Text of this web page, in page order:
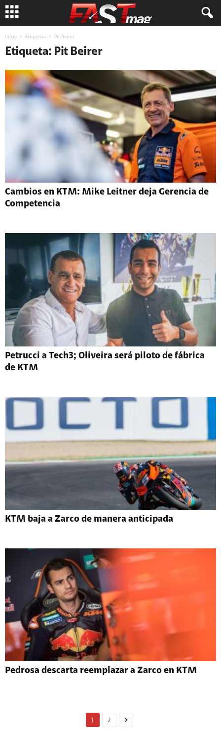
Inicio Etiquetas Pit Beirer
Etiqueta: Pit Beirer
Cambios en KTM: Mike Leitner deja Gerencia de
Competencia
Petrucci a Tech3; Oliveira será piloto de fábrica
de KTM
KTM baja a Zarco de manera anticipada
Pedrosa descarta reemplazar a Zarco en KTM
1 2